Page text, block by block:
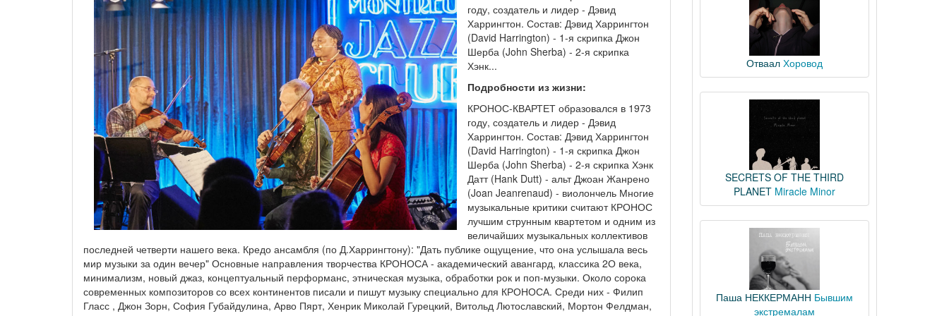
году, создатель и лидер - Дэвид
Харрингтон. Состав: Дэвид Харрингтон
(David Harrington) - 1-я скрипка Джон
Шерба (John Sherba) - 2-я скрипка
Хэнк...
Подробности из жизни:
КРОНОС-КВАРТЕТ образовался в 1973
году, создатель и лидер - Дэвид
Харрингтон. Состав: Дэвид Харрингтон
(David Harrington) - 1-я скрипка Джон
Шерба (John Sherba) - 2-я скрипка Хэнк
Датт (Hank Dutt) - альт Джоан Жанрено
(Joan Jeanrenaud) - виолончель Многие
музыкальные критики считают КРОНОС
лучшим струнным квартетом и одним из
величайших музыкальных коллективов
последней четверти нашего века. Кредо ансамбля (по Д.Харрингтону): "Дать публике ощущение, что она услышала весь
мир музыки за один вечер" Основные направления творчества КРОНОСА - академический авангард, классика 2О века,
минимализм, новый джаз, концептуальный перформанс, этническая музыка, обработки рок и поп-музыки. Около сорока
современных композиторов со всех континентов писали и пишут музыку специально для КРОНОСА. Среди них - Филип
Гласс , Джон Зорн, София Губайдулина, Арво Пярт, Хенрик Миколай Гурецкий, Витольд Лютославский, Мортон Фелдман,
Отваал Хоровод
SECRETS OF THE THIRD
PLANET Miracle Minor
Паша НЕККЕРМАНН Бывшим
экстремалам